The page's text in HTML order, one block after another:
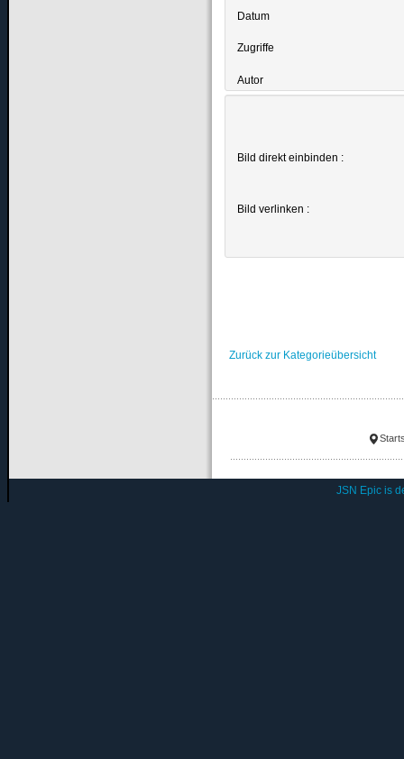
Datum
Zugriffe
Autor
Bild direkt einbinden :
Bild verlinken :
Zurück zur Kategorieübersicht
JSN Epic is